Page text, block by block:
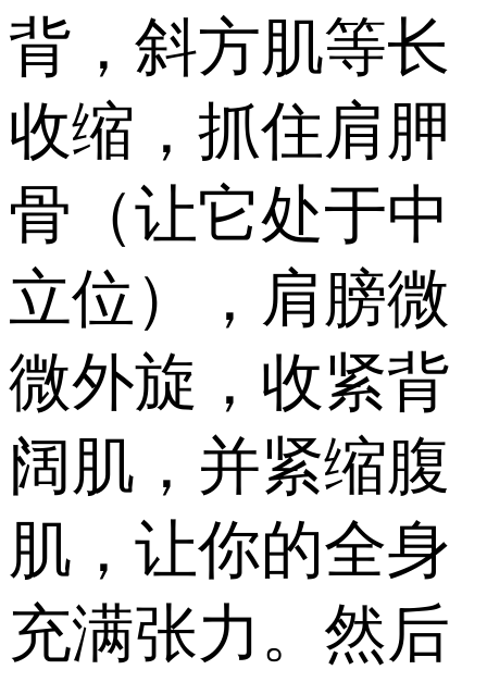
背，斜方肌等长
收缩，抓住肩胛
骨（让它处于中
立位），肩膀微
微外旋，收紧背
阔肌，并紧缩腹
肌，让你的全身
充满张力。然后